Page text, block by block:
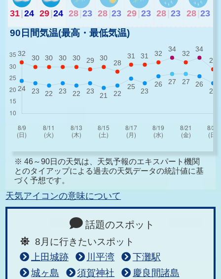
31|24 29|24 28 23 28 23 29 23 28 23 28 23
90日間気温(最高・最低気温)
※ 46～90日の天気は、天気予報のエキスパート機関
とのタイアップによる過去の天気データの統計値に基
づく予想です。
天気アイコンの意味について
話題のスポット
8月に行きたいスポット
上田城跡
川平湾
下灘駅
城ヶ島
須賀神社
慶良間諸島